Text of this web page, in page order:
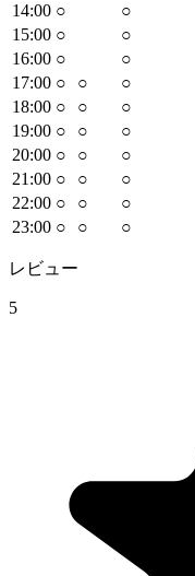
14:00 ○
○
15:00 ○
○
16:00 ○
○
17:00 ○ ○
○
18:00 ○ ○
○
19:00 ○ ○
○
20:00 ○ ○
○
21 :00 ○ ○
○
22:00 ○ ○
○
23:00 ○ ○ ○
レビュー
5